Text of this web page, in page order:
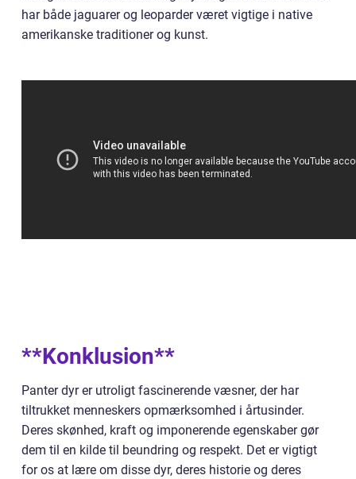
har både jaguarer og leoparder været vigtige i native
amerikanske traditioner og kunst.
**Konklusion**
Panter dyr er utroligt fascinerende væsner, der har
tiltrukket menneskers opmærksomhed i årtusinder.
Deres skønhed, kraft og imponerende egenskaber gør
dem til en kilde til beundring og respekt. Det er vigtigt
for os at lære om disse dyr, deres historie og deres